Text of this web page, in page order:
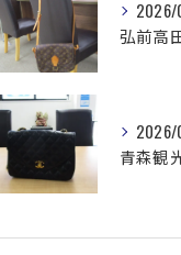
弘前高
2026/